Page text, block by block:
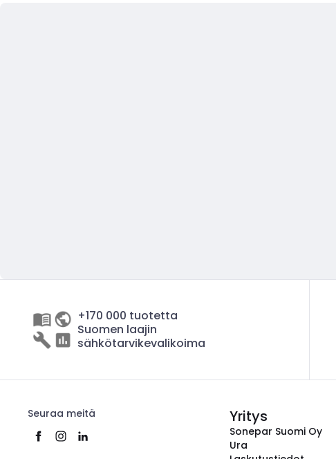
+170 000 tuotetta
Suomen laajin
sähkötarvikevalikoima
Seuraa meitä Yritys
Sonepar Suomi Oy
Ura